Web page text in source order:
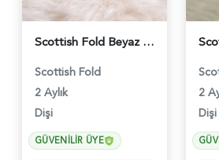
Scottish Fold Beyaz Güzellik 2 Aylık - 4690
Scottish Fold
2 Aylık
Dişi
GÜVENILIR ÜYE
2
Dişi